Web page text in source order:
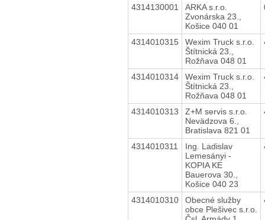
4314130001
ARKA s.r.o.
Zvonárska 23.,
Košice 040 01
4314010315
Wexim Truck s.r.o.
Štítnická 23.,
Rožňava 048 01
4314010314
Wexim Truck s.r.o.
Štítnická 23.,
Rožňava 048 01
4314010313
Z+M servis s.r.o.
Nevädzova 6.,
Bratislava 821 01
4314010311
Ing. Ladislav
Lemesányi -
KOPIA KE
Bauerova 30.,
Košice 040 23
4314010310
Obecné služby
obce Plešivec s.r.o.